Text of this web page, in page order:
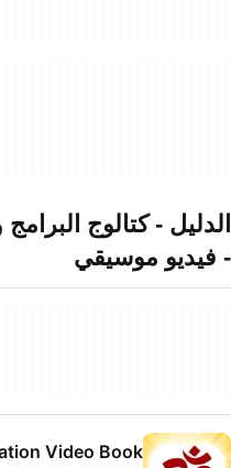
الدليل - كتالوج
- فيديو موسيقي
Video Book